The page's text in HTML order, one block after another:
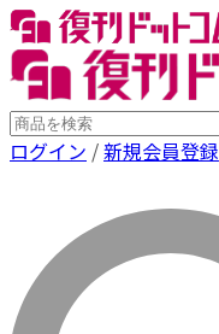
ログイン /新規会員登録